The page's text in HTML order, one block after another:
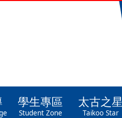
學生專區
Student Zone
太古之星
Taikoo Star